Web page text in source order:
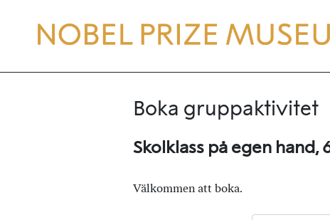
Boka gruppaktivitet
Skolklass på egen hand,
Välkommen att boka.